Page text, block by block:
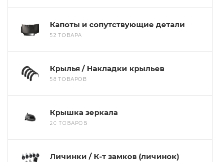
Капоты и сопутствующие детали
52 ТОВАРА
Крылья / Накладки крыльев
58 ТОВАРОВ
Крышка зеркала
20 ТОВАРОВ
Личинки / К-т замков (личинок)